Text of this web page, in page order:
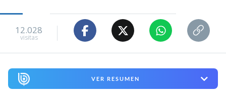
12.028
visitas
VER RESUMEN